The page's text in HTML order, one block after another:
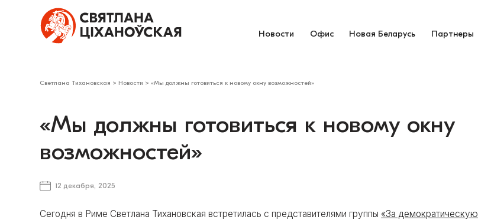
Новости Офис Новая Беларусь Партнеры
Светлана Тихановская > Новости >«Мы должны готовиться к новому окну возможностей»
«Мы должны готовиться к новому окну
возможностей»
12 декабря, 2025
Сегодня в Риме Светлана Тихановская встретилась с представителями группы «За демократическую